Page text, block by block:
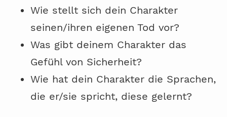
Wie stellt sich dein Charakter
seinen/ihren eigenen Tod vor?
Was gibt deinem Charakter das
Gefühl von Sicherheit?
Wie hat dein Charakter die Sprachen,
die er/sie spricht, diese gelernt?